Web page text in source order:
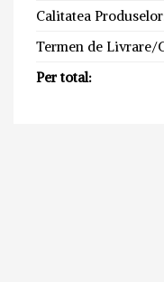
Calitatea
Termen de Livrare/
Per total: